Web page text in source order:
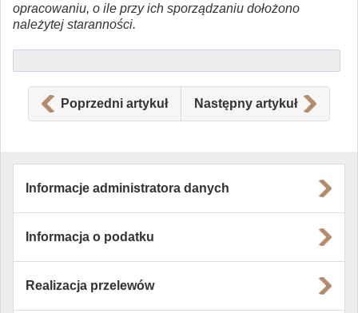
opracowaniu, o ile przy ich sporządzaniu dołożono
należytej staranności.
Poprzedni artykuł Następny artykuł
Informacje administratora danych
Informacja o podatku
Realizacja przelewów